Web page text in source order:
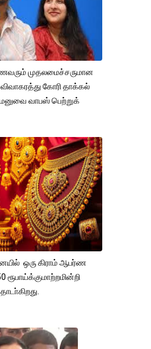
முதலமைச்சருமான
விவாகரத்து கோரி தாக்கல்
வாபஸ் பெற்றுக்
ஒரு கிராம் ஆபர்ண